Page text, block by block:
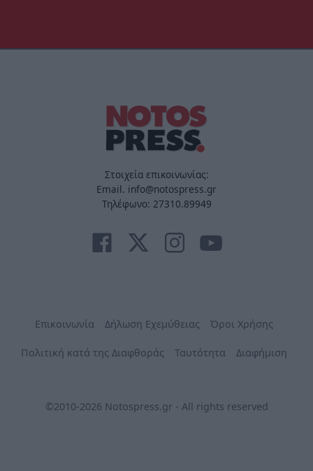
Στοιχεία επικοινωνίας:
Email. info@notospress.gr
Τηλέφωνο: 27310.89949
Επικοινωνία Δήλωση Εχεμύθειας Όροι Χρήσης
Πολιτική κατά της Διαφθοράς Ταυτότητα Διαφήμιση
©2010-2026 Notospress.gr - All rights reserved